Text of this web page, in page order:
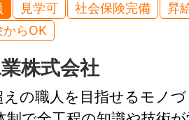
見学可 社会保険完備
昇
からOK
株式会社
の職人を目指せるモノ